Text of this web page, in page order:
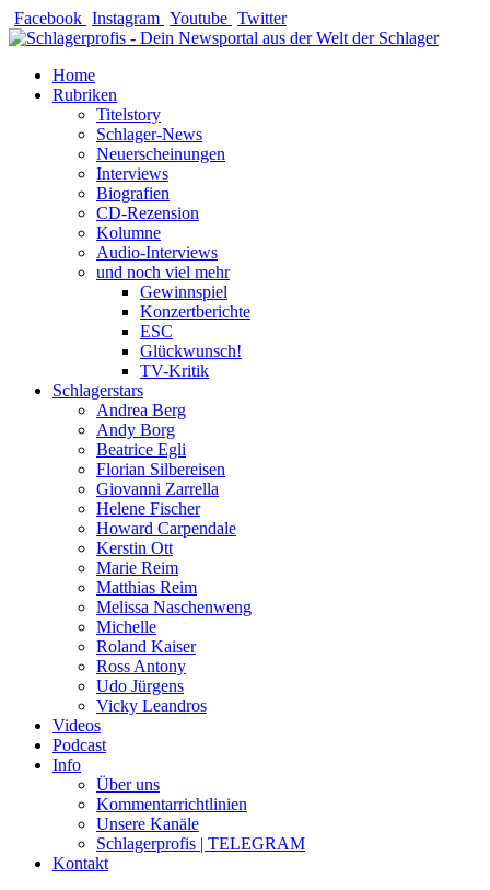
Zum
Inhalt
Facebook Instagram Youtube Twitter
Home
Rubriken
Titelstory
Schlager-News
Neuerscheinungen
Interviews
Biografien
CD-Rezension
Kolumne
Audio-Interviews
und noch viel mehr
Gewinnspiel
Konzertberichte
ESC
Glückwunsch!
TV-Kritik
Schlagerstars
Andrea Berg
Andy Borg
Beatrice Egli
Florian Silbereisen
Giovanni Zarrella
Helene Fischer
Howard Carpendale
Kerstin Ott
Marie Reim
Matthias Reim
Melissa Naschenweng
Michelle
Roland Kaiser
Ross Antony
Udo Jürgens
Vicky Leandros
Videos
Podcast
Info
Über uns
Kommentarrichtlinien
Unsere Kanäle
Schlagerprofis | TELEGRAM
Kontakt